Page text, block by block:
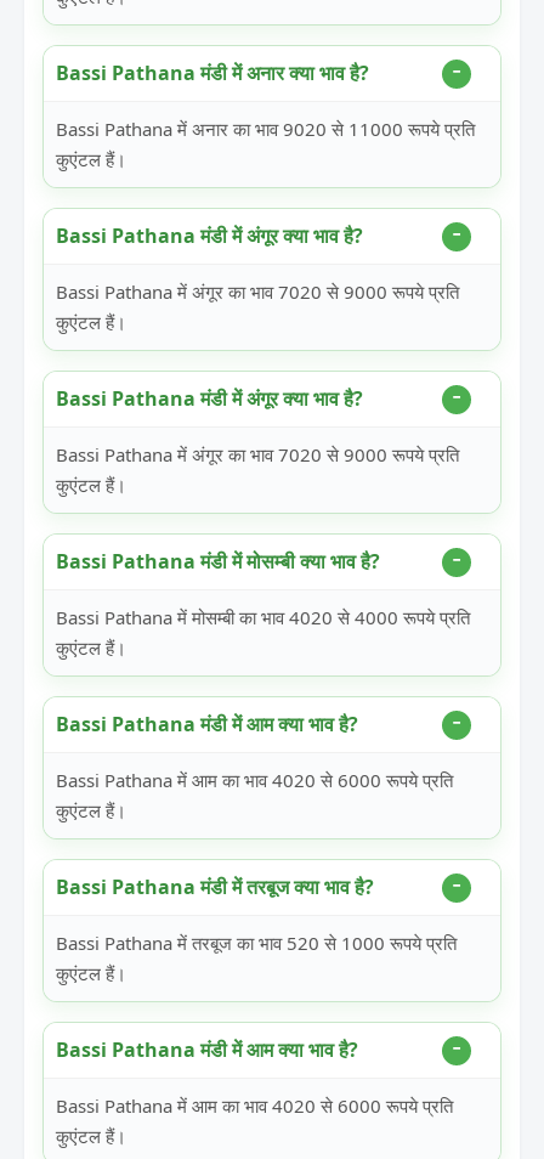
Bassi Pathana मंडी में अनार क्या भाव है?
Bassi Pathana में अनार का भाव 9020 से 11000 रूपये प्रति
कुएंटल हैं।
Bassi Pathana मंडी में अंगूर क्या भाव है?
Bassi Pathana में अंगूर का भाव 7020 से 9000 रूपये प्रति
कुएंटल हैं।
Bassi Pathana मंडी में अंगूर क्या भाव है?
Bassi Pathana में अंगूर का भाव 7020 से 9000 रूपये प्रति
कुएंटल हैं।
Bassi Pathana मंडी में मोसम्बी क्या भाव है?
Bassi Pathana में मोसम्बी का भाव 4020 से 4000 रूपये प्रति
कुएंटल हैं।
Bassi Pathana मंडी में आम क्या भाव है?
Bassi Pathana में आम का भाव 4020 से 6000 रूपये प्रति
कुएंटल हैं।
Bassi Pathana मंडी में तरबूज क्या भाव है?
Bassi Pathana में तरबूज का भाव 520 से 1000 रूपये प्रति
कुएंटल हैं।
Bassi Pathana मंडी में आम क्या भाव है?
Bassi Pathana में आम का भाव 4020 से 6000 रूपये प्रति
कुएंटल हैं।